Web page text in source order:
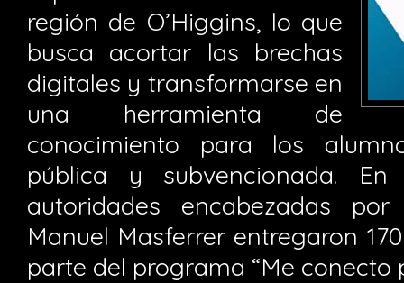
región de O’Higgins, lo que
busca acortar las brechas
digitales y transformarse en
una herramienta de
conocimiento para los
pública y subvencionada.
autoridades encabezadas
Manuel Masferrer entregaron
parte del programa “Me conecto